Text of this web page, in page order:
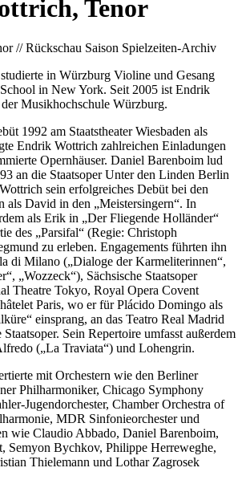
Tenor
// Rückschau Saison Spielzeiten-Archiv
in Würzburg Violine und Gesang
in New York. Seit 2005 ist Endrik
Musikhochschule Würzburg.
1992 am Staatstheater Wiesbaden als
Endrik Wottrich zahlreichen Einladungen
Opernhäuser. Daniel Barenboim lud
an die Staatsoper Unter den Linden Berlin
sein erfolgreiches Debüt bei den
als David in den „Meistersingern“. In
als Erik in „Der Fliegende Holländer“
des „Parsifal“ (Regie: Christoph
zu erleben. Engagements führten ihn
di Milano („Dialoge der Karmeliterinnen“,
„Wozzeck“), Sächsische Staatsoper
Theatre Tokyo, Royal Opera Covent
Paris, wo er für Plácido Domingo als
einsprang, an das Teatro Real Madrid
Sein Repertoire umfasst außerdem
(„La Traviata“) und Lohengrin.
mit Orchestern wie den Berliner
Philharmoniker, Chicago Symphony
Jugendorchester, Chamber Orchestra of
MDR Sinfonieorchester und
wie Claudio Abbado, Daniel Barenboim,
Semyon Bychkov, Philippe Herreweghe,
Thielemann und Lothar Zagrosek